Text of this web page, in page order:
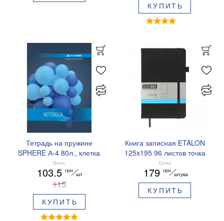
КУПИТЬ
Тетрадь на пружине
SPHERE А-4 80л., клетка
картонная обложка
Buromax BM.24452101
Цена
103.5 грн
шт
115
КУПИТЬ
Книга записная ETALON
125x195 96 листов точка
BUROMAX BM.291360
Цена
179 грн
штука
КУПИТЬ